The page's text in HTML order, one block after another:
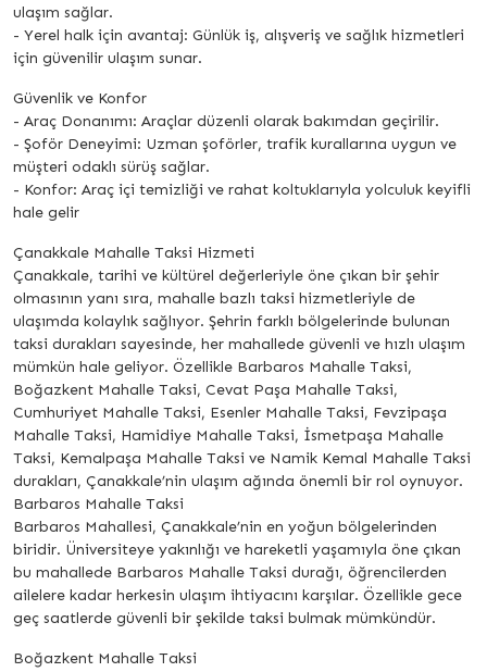
ulaşım sağlar.
- Yerel halk için avantaj: Günlük iş, alışveriş ve sağlık hizmetleri
için güvenilir ulaşım sunar.
Güvenlik ve Konfor
- Araç Donanımı: Araçlar düzenli olarak bakımdan geçirilir.
- Şoför Deneyimi: Uzman şoförler, trafik kurallarına uygun ve
müşteri odaklı sürüş sağlar.
- Konfor: Araç içi temizliği ve rahat koltuklarıyla yolculuk keyifli
hale gelir
Çanakkale Mahalle Taksi Hizmeti
Çanakkale, tarihi ve kültürel değerleriyle öne çıkan bir şehir
olmasının yanı sıra, mahalle bazlı taksi hizmetleriyle de
ulaşımda kolaylık sağlıyor. Şehrin farklı bölgelerinde bulunan
taksi durakları sayesinde, her mahallede güvenli ve hızlı ulaşım
mümkün hale geliyor. Özellikle Barbaros Mahalle Taksi,
Boğazkent Mahalle Taksi, Cevat Paşa Mahalle Taksi,
Cumhuriyet Mahalle Taksi, Esenler Mahalle Taksi, Fevzipaşa
Mahalle Taksi, Hamidiye Mahalle Taksi, İsmetpaşa Mahalle
Taksi, Kemalpaşa Mahalle Taksi ve Namik Kemal Mahalle Taksi
durakları, Çanakkale’nin ulaşım ağında önemli bir rol oynuyor.
Barbaros Mahalle Taksi
Barbaros Mahallesi, Çanakkale’nin en yoğun bölgelerinden
biridir. Üniversiteye yakınlığı ve hareketli yaşamıyla öne çıkan
bu mahallede Barbaros Mahalle Taksi durağı, öğrencilerden
ailelere kadar herkesin ulaşım ihtiyacını karşılar. Özellikle gece
geç saatlerde güvenli bir şekilde taksi bulmak mümkündür.
Boğazkent Mahalle Taksi